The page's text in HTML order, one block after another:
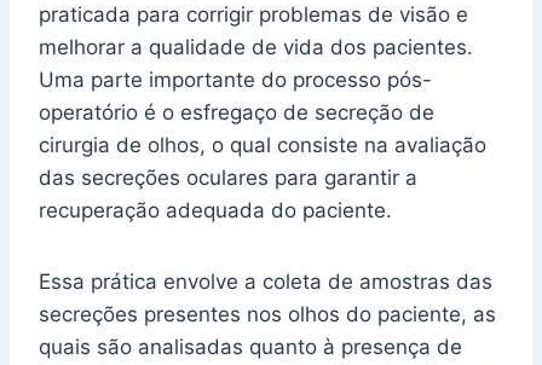
praticada para corrigir problemas de visão e
melhorar a qualidade de vida dos pacientes.
Uma parte importante do processo pós-
operatório é o esfregaço de secreção de
cirurgia de olhos, o qual consiste na avaliação
das secreções oculares para garantir a
recuperação adequada do paciente.
Essa prática envolve a coleta de amostras das
secreções presentes nos olhos do paciente, as
quais são analisadas quanto à presença de